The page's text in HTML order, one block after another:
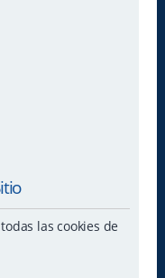
las cookies de